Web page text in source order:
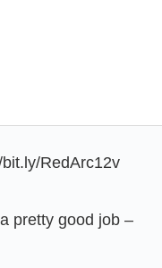
RedArc12v
pretty good job –